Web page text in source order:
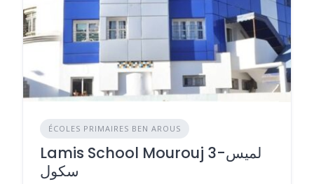
ÉCOLES PRIMAIRES BEN AROUS
Lamis School Mourouj 3-لميس
سكول